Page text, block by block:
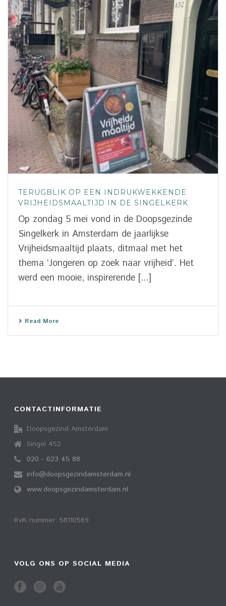
TERUGBLIK OP EEN INDRUKWEKKENDE
VRIJHEIDSMAALTIJD IN DE SINGELKERK
Op zondag 5 mei vond in de Doopsgezinde
Singelkerk in Amsterdam de jaarlijkse
Vrijheidsmaaltijd plaats, ditmaal met het
thema ‘Jongeren op zoek naar vrijheid’. Het
werd een mooie, inspirerende [...]
Read More
CONTACTINFORMATIE
Doopsgezind Amsterdam
Singel 452
020 - 623 45 88
info@doopsgezindamsterdam.nl
www.doopsgezindamsterdam.nl
KvK nummer: 58110569
VOLG ONS OP SOCIAL MEDIA